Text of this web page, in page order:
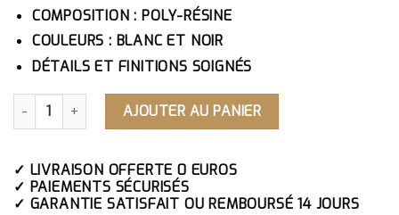
COMPOSITION : POLY-RÉSINE
COULEURS : BLANC ET NOIR
DÉTAILS ET FINITIONS SOIGNÉS
QUANTITÉ DE STATUE FEMME DÉESSE ALLONGÉE
AJOUTER AU PANIER
✓ LIVRAISON OFFERTE 0 EUROS
✓ PAIEMENTS SÉCURISÉS
✓ GARANTIE SATISFAIT OU REMBOURSÉ 14 JOURS